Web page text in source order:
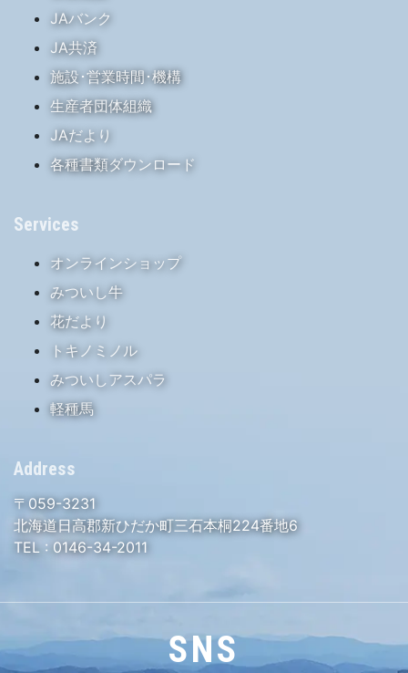
JAバンク
JA共済
施設･営業時間･機構
生産者団体組織
JAだより
各種書類ダウンロード
Services
オンラインショップ
みついし牛
花だより
トキノミノル
みついしアスパラ
軽種馬
Address
〒059-3231
北海道日高郡新ひだか町三石本桐224番地6
TEL : 0146-34-2011
SNS